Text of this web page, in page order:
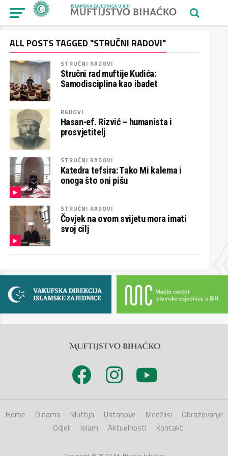
ALL POSTS TAGGED "STRUČNI RADOVI"
STRUČNI RADOVI
Stručni rad muftije Kudića:
Samodisciplina kao ibadet
RADOVI
Hasan-ef. Rizvić – humanista i
prosvjetitelj
STRUČNI RADOVI
Katedra tefsira: Tako Mi kalema i
onoga što oni pišu
STRUČNI RADOVI
Čovjek na ovom svijetu mora imati
svoj cilj
Home O nama Muftija Ustanove Medžlisi
Obrazovanje
Odjeli
Islam Aktuelnosti Kontakt